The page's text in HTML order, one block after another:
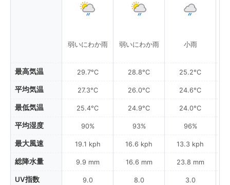
最高気温
平均気温
最低気温
平均湿度
最大風速
総降水量
UV指数
弱いにわか雨
29.7°C
27.3°C
25.4°C
90%
19.1 kph
9.9 mm
9.0
弱いにわか雨
28.8°C
26.0°C
24.9°C
93%
16.6 kph
16.6 mm
8.0
小雨
25.2°C
24.6°C
24.0°C
96%
13.3 kph
23.8 mm
3.0